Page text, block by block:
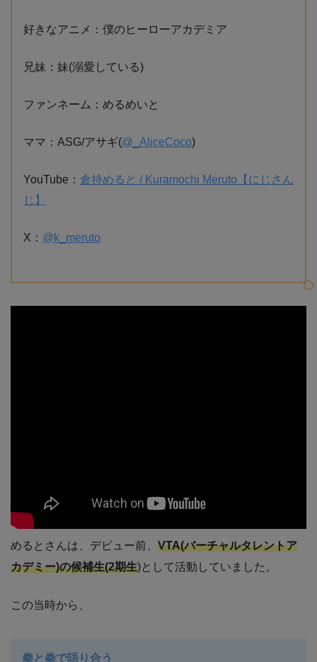
好きなアニメ：僕のヒーローアカデミア
兄妹：妹(溺愛している)
ファンネーム：めるめいと
ママ：ASG/アサギ(@_AliceCoco)
YouTube： 倉持めると / Kuramochi Meruto【にじさん
じ】
X： @k_meruto
めるとさんは、デビュー前、 VTA(バーチャルタレントア
カデミー)の候補生(2期生)として活動していました。
この当時から、
拳と拳で語り合う